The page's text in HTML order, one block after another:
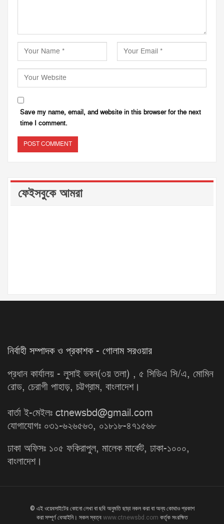
Save my name, email, and website in this browser for the next
time I comment.
ফেইসবুকে আমরা
নির্বাহী সম্পাদক ও প্রকাশক - গোলাম সরওয়ার
প্রধান কার্যালয় - লুসাই ভবন(৩য় তলা) , ৫ সিডিএ সি/এ, মোমিন
রোড, চেরাগী পাহাড়, চট্টগ্রাম, বাংলাদেশ।
বার্তা ই-মেইলঃ ctnewsbd@gmail.com
যোগাযোগঃ ০৩১-৬২৬৫৬৩, ০১৮১৮-৪৭১৫৬৮
ঢাকা অফিসঃ ১০৫ ফকিরাপুল, মালেক মার্কেট, ঢাকা-১০০০,
বাংলাদেশ।
© এই ওয়েবসাইটের কোনো লেখা বা ছবি অনুমতি ছাড়া নকল করা বা অন্য কোথাও প্রকাশ
করা সম্পূর্ণ বেআইনি। সকল স্বত্ব www.ctnewsbd.com কর্তৃক সংরক্ষিত